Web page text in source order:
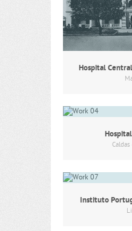
Hospital
Instituto